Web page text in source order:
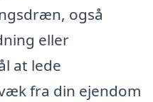
også
eller
at lede
fra din ejendom